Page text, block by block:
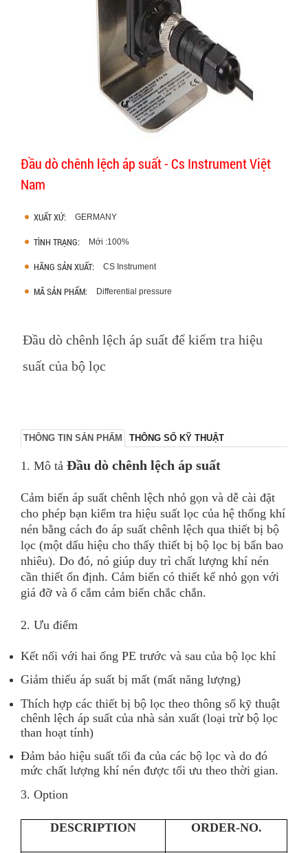
Đầu dò chênh lệch áp suất - Cs Instrument Việt
Nam
XUẤT XỨ: GERMANY
TÌNH TRẠNG: Mới :100%
HÃNG SẢN XUẤT: CS Instrument
MÃ SẢN PHẨM: Differential pressure
Đầu dò chênh lệch áp suất để kiểm tra hiệu
suất của bộ lọc
THÔNG TIN SẢN PHẨM THÔNG SỐ KỸ THUẬT
1. Mô tả Đầu dò chênh lệch áp suất
Cảm biến áp suất chênh lệch nhỏ gọn và dễ cài đặt
cho phép bạn kiểm tra hiệu suất lọc của hệ thống khí
nén bằng cách đo áp suất chênh lệch qua thiết bị bộ
lọc (một dấu hiệu cho thấy thiết bị bộ lọc bị bẩn bao
nhiêu). Do đó, nó giúp duy trì chất lượng khí nén
cần thiết ổn định. Cảm biến có thiết kế nhỏ gọn với
giá đỡ và ổ cắm cảm biến chắc chắn.
2. Ưu điểm
Kết nối với hai ống PE trước và sau của bộ lọc khí
Giảm thiểu áp suất bị mất (mất năng lượng)
Thích hợp các thiết bị bộ lọc theo thông số kỹ thuật
chênh lệch áp suất của nhà sản xuất (loại trừ bộ lọc
than hoạt tính)
Đảm bảo hiệu suất tối đa của các bộ lọc và do đó
mức chất lượng khí nén được tối ưu theo thời gian.
3. Option
DESCRIPTION ORDER-NO.